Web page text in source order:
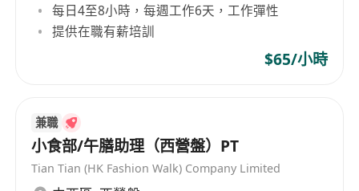
每日4至8小時，每週工作6天，工作彈性
提供在職有薪培訓
$65/小時
兼職
小食部/午膳助理（西營盤）PT
Tian Tian (HK Fashion Walk) Company Limited